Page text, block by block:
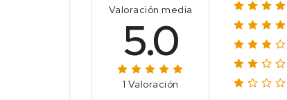
Valoración media
5.0
1 Valoración